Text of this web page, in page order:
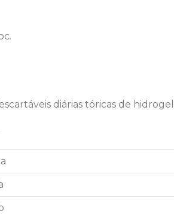
diárias tóricas de